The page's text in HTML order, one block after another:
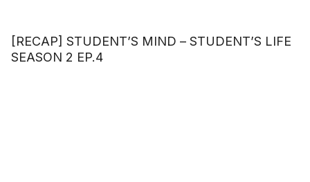
[RECAP] STUDENT’S MIND – STUDENT’S LIFE
SEASON 2 EP.4